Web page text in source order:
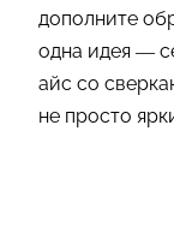
дополните
одна идея —
айс со
не просто